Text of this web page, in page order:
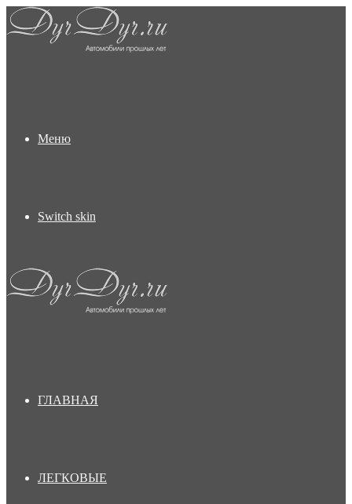
Меню
Switch skin
ГЛАВНАЯ
ЛЕГКОВЫЕ